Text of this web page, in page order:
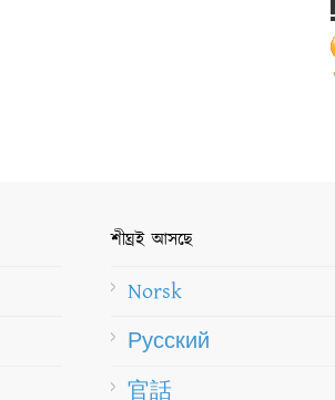
শীঘ্রই আসছে
Norsk
Русский
官話